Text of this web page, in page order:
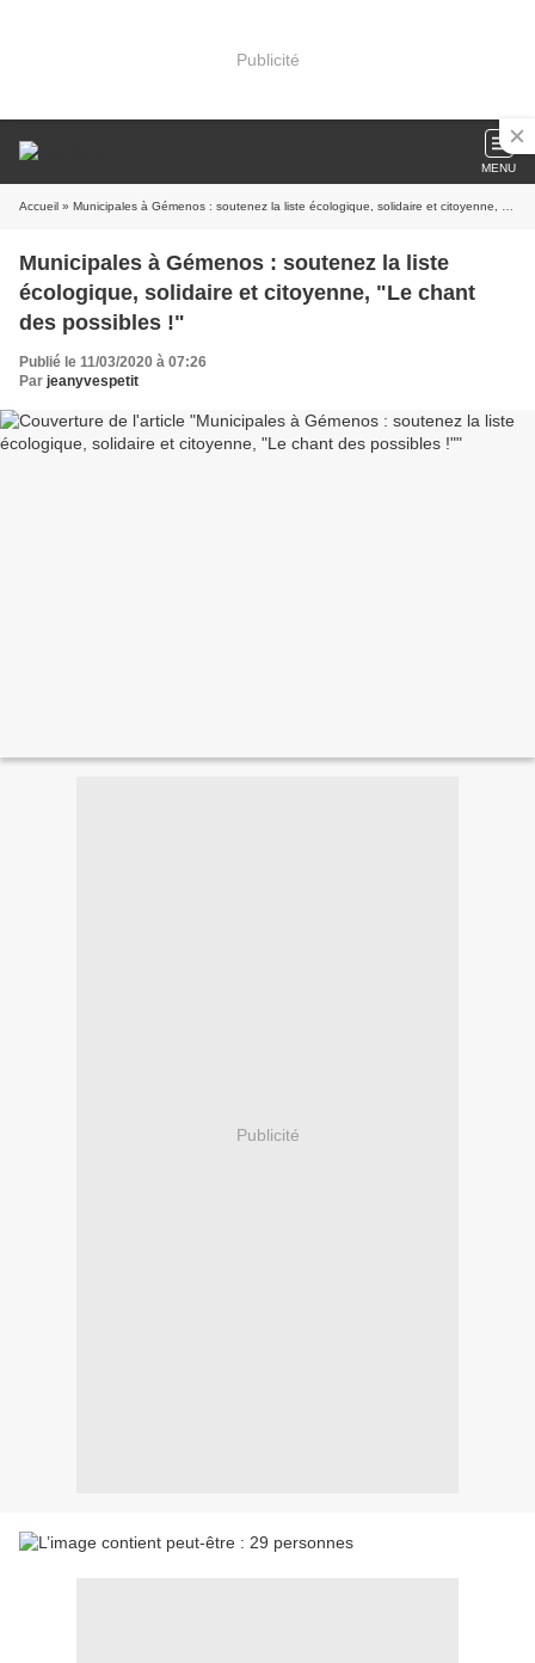
Publicité
MENU
Accueil » Municipales à Gémenos : soutenez la liste écologique, solidaire et citoyenne, "Le chant des possibles !"
Municipales à Gémenos : soutenez la liste
écologique, solidaire et citoyenne, "Le chant
des possibles !"
Publié le 11/03/2020 à 07:26
Par jeanyvespetit
Publicité